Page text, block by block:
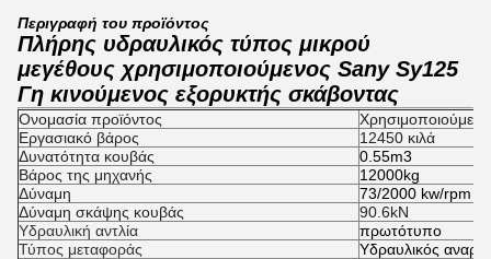
Περιγραφή του προϊόντος
Πλήρης υδραυλικός τύπος μικρού
μεγέθους χρησιμοποιούμενος Sany Sy125
Γη κινούμενος εξορυκτής σκάβοντας
Ονομασία προϊόντος
Εργασιακό βάρος
12450 κιλά
Δυνατότητα κουβάς
0.55m3
Βάρος της μηχανής
12000kg
Δύναμη
73/2000 kw/rpm
Δύναμη σκάψης κουβάς
90.6kN
Υδραυλική αντλία
πρωτότυπο
Τύπος μεταφοράς
Υδραυλικός